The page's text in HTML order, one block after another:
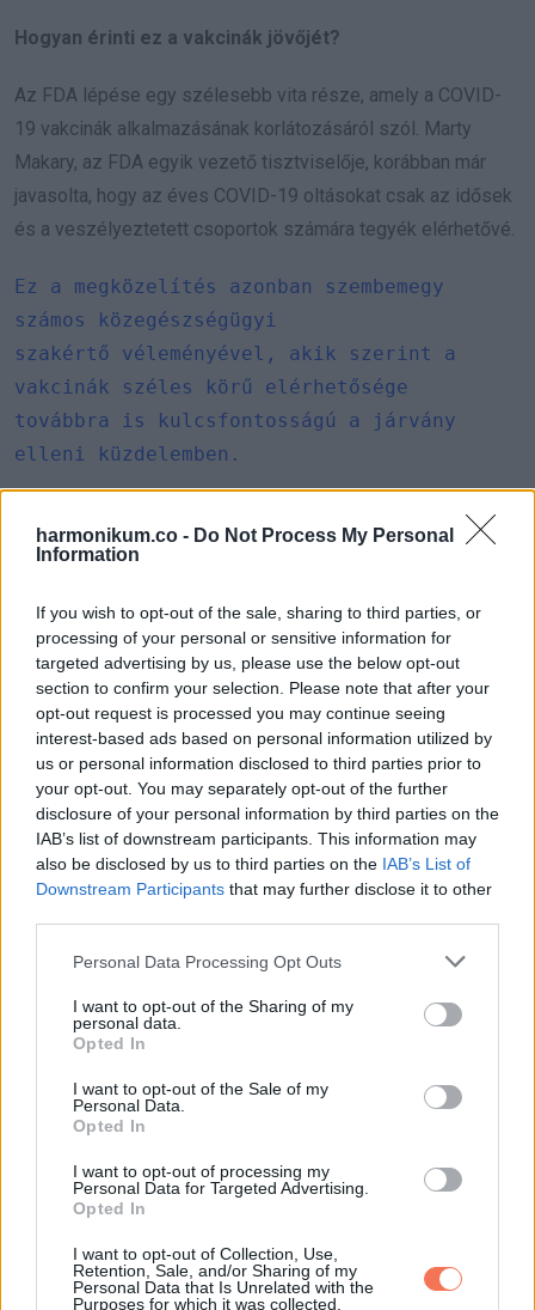
harmonikum.co - Do Not Process My Personal
Information
If you wish to opt-out of the sale, sharing to third parties, or
processing of your personal or sensitive information for
targeted advertising by us, please use the below opt-out
section to confirm your selection. Please note that after your
opt-out request is processed you may continue seeing
interest-based ads based on personal information utilized by
us or personal information disclosed to third parties prior to
your opt-out. You may separately opt-out of the further
disclosure of your personal information by third parties on the
IAB’s list of downstream participants. This information may
also be disclosed by us to third parties on the IAB’s List of
Downstream Participants that may further disclose it to other
Please note that this website/app uses one or more Google
not limited to your visit or usage behaviour. You may click to
grant or deny consent to Google and its third-party tags to
use your data for below specified purposes in below Google
consent section.
Personal Data Processing Opt Outs
I want to opt-out of the Sharing of my
personal data.
Opted In
I want to opt-out of the Sale of my
Personal Data.
Opted In
I want to opt-out of processing my
Personal Data for Targeted Advertising.
Opted In
I want to opt-out of Collection, Use,
Retention, Sale, and/or Sharing of my
Personal Data that Is Unrelated with the
Purposes for which it was collected.
Hogyan érinti ez a vakcinák jövőjét?
Az FDA lépése egy szélesebb vita része, amely a COVID-
19 vakcinák alkalmazásának korlátozásáról szól. Marty
Makary, az FDA egyik vezető tisztviselője, korábban már
javasolta, hogy az éves COVID-19 oltásokat csak az idősek
és a veszélyeztetett csoportok számára tegyék elérhetővé.
Ez a megközelítés azonban szembemegy
számos közegészségügyi
szakértő véleményével, akik szerint a
vakcinák széles körű elérhetősége
továbbra is kulcsfontosságú a járvány
elleni küzdelemben.
Az FDA és a CDC közötti eltérő álláspontok azt mutatják,
hogy a COVID-19 vakcinák körüli viták továbbra sem
bizalmára és a vakcinázási hajlandóságra még kérdéses, de
a szakértők szerint a pontos és kiegyensúlyozott
tájékoztatás kulcsfontosságú a félreértések elkerülése
érdekében.
via
Email